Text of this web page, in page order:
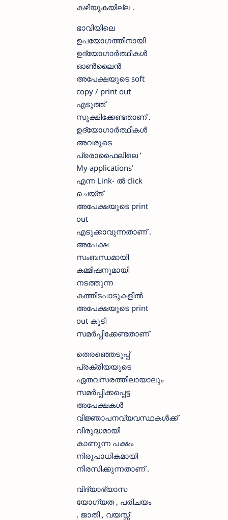
കഴിയുകയില്ല .
ഭാവിയിലെ
ഉപയോഗത്തിനായി
ഉദ്യോഗാർത്ഥികൾ
ഓൺലൈൻ
അപേക്ഷയുടെ soft
copy / print out
എടുത്ത്
സൂക്ഷിക്കേണ്ടതാണ് .
ഉദ്യോഗാർത്ഥികൾ
അവരുടെ
പ്രൊഫൈലിലെ ‘
My applications’
എന്ന Link- ൽ click
ചെയ്ത്
അപേക്ഷയുടെ print
out
എടുക്കാവുന്നതാണ് .
അപേക്ഷ
സംബന്ധമായി
കമ്മിഷനുമായി
നടത്തുന്ന
കത്തിടപാടുകളിൽ
അപേക്ഷയുടെ print
out കൂടി
സമർപ്പിക്കേണ്ടതാണ്
തെരഞ്ഞെടുപ്പ്
പ്രക്രിയയുടെ
ഏതവസരത്തിലായാലും
സമർപ്പിക്കപ്പെട്ട
അപേക്ഷകൾ
വിജ്ഞാപനവ്യവസ്ഥകൾക്ക്
വിരുദ്ധമായി
കാണുന്ന പക്ഷം
നിരുപാധികമായി
നിരസിക്കുന്നതാണ് .
വിദ്യാഭ്യാസ
യോഗ്യത , പരിചയം
, ജാതി , വയസ്സ്